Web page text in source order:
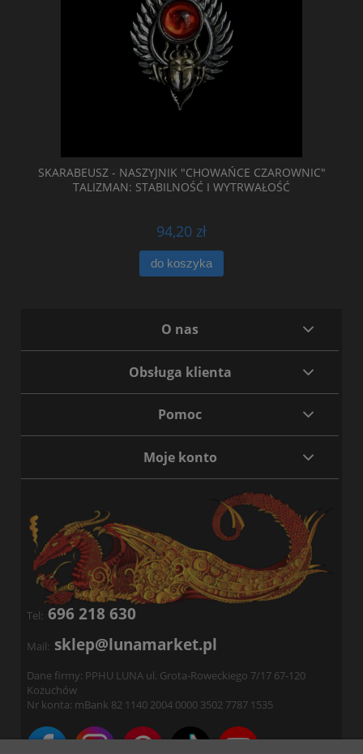
SKARABEUSZ - NASZYJNIK "CHOWAŃCE CZAROWNIC"
TALIZMAN: STABILNOŚĆ I WYTRWAŁOŚĆ
94,20 zł
do koszyka
O nas
Obsługa klienta
Pomoc
Moje konto
Tel: 696 218 630
Mail: sklep@lunamarket.pl
Dane firmy: PPHU LUNA ul. Grota-Roweckiego 7/17 67-120
Kożuchów
Nr konta: mBank 82 1140 2004 0000 3502 7787 1535